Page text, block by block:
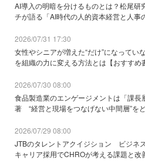
AI導入の明暗を分けるものとは？松尾研
チが語る「AI時代の人的資本経営と人事
2026/07/31 17:30
女性やシニアが増えた“だけ”になってい
を組織の力に変える方法とは【おすすめ
2026/07/30 08:00
食品製造業のエンゲージメントは「課長
著 “経営と現場をつなげない中間層”を
2026/07/29 08:00
JTBのタレントアクイジション ビジネ
キャリア採用でCHROが考える課題と改